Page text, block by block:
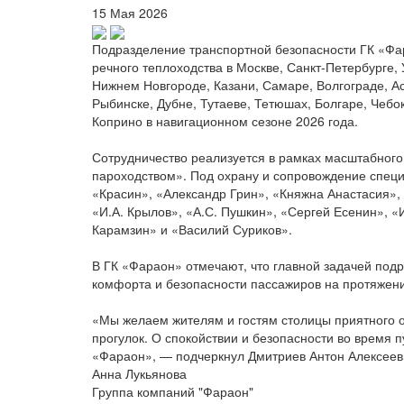
15 Мая 2026
Подразделение транспортной безопасности ГК
речного теплоходства в Москве, Санкт-
Нижнем Новгороде, Казани, Самаре, Волгограде,
Рыбинске, Дубне, Тутаеве, Тетюшах, Болгаре,
Коприно в навигационном сезоне 2026 года.
Сотрудничество реализуется в рамках
пароходством». Под охрану и сопровождение
«Красин», «Александр Грин», «Княжна
«И.А. Крылов», «А.С. Пушкин», «Сергей Есенин»,
Карамзин» и «Василий Суриков».
В ГК «Фараон» отмечают, что главной задачей
комфорта и безопасности пассажиров на
«Мы желаем жителям и гостям столицы приятного
прогулок. О спокойствии и безопасности во время
«Фараон», — подчеркнул Дмитриев Антон
Анна Лукьянова
Группа компаний "Фараон"